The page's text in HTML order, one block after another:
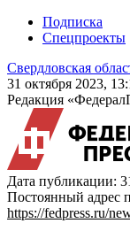
Подписка
Спецпроекты
Свердловская
31 октября 2023,
Редакция
Дата публикации:
Постоянный адрес
https://fedpress.ru/